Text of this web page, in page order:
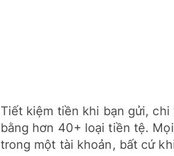
Tiết kiệm tiền khi bạn gửi, chi
bằng hơn 40+ loại tiền tệ.
trong một tài khoản, bất cứ